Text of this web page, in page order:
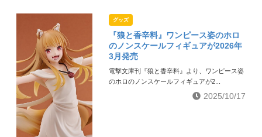
グッズ
『狼と香辛料』ワンピース姿のホロ
のノンスケールフィギュアが2026年
3月発売
電撃文庫刊『狼と香辛料』より、ワンピース姿
のホロのノンスケールフィギュアが2...
2025/10/17